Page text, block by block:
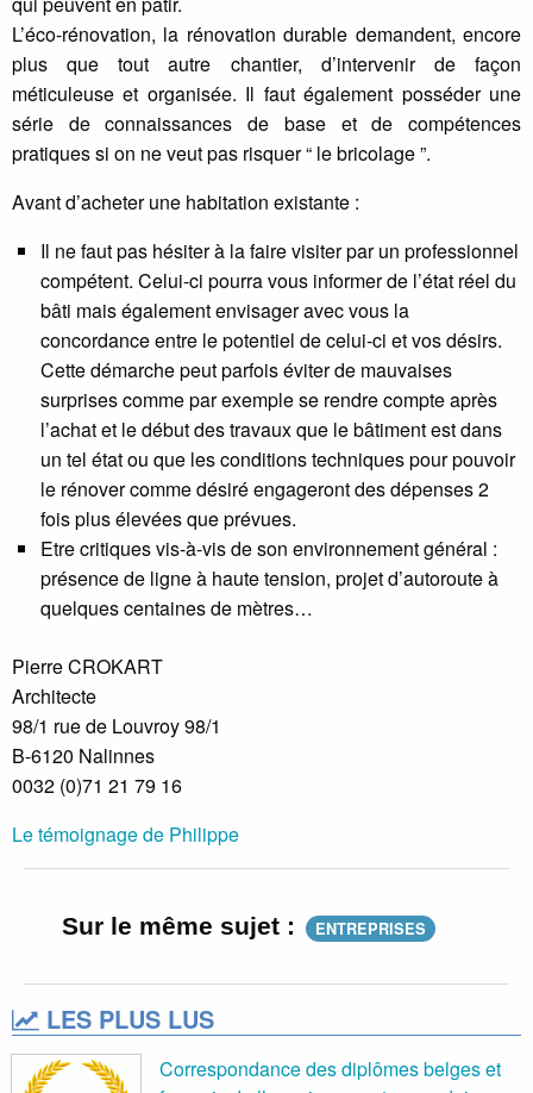
L’éco-rénovation, la rénovation durable demandent, encore
plus que tout autre chantier, d’intervenir de façon
méticuleuse et organisée. Il faut également posséder une
série de connaissances de base et de compétences
pratiques si on ne veut pas risquer “ le bricolage ”.
Avant d’acheter une habitation existante :
Il ne faut pas hésiter à la faire visiter par un professionnel
compétent. Celui-ci pourra vous informer de l’état réel du
bâti mais également envisager avec vous la
concordance entre le potentiel de celui-ci et vos désirs.
Cette démarche peut parfois éviter de mauvaises
surprises comme par exemple se rendre compte après
l’achat et le début des travaux que le bâtiment est dans
un tel état ou que les conditions techniques pour pouvoir
le rénover comme désiré engageront des dépenses 2
fois plus élevées que prévues.
Etre critiques vis-à-vis de son environnement général :
présence de ligne à haute tension, projet d’autoroute à
quelques centaines de mètres…
Pierre CROKART
Architecte
98/1 rue de Louvroy 98/1
B-6120 Nalinnes
0032 (0)71 21 79 16
Le témoignage de Philippe
Sur le même sujet : ENTREPRISES
LES PLUS LUS
Correspondance des diplômes belges et